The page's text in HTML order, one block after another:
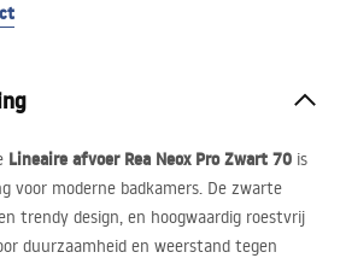
Lineaire afvoer Rea Neox Pro Zwart 70 is
voor moderne badkamers. De zwarte
trendy design, en hoogwaardig roestvrij
duurzaamheid en weerstand tegen